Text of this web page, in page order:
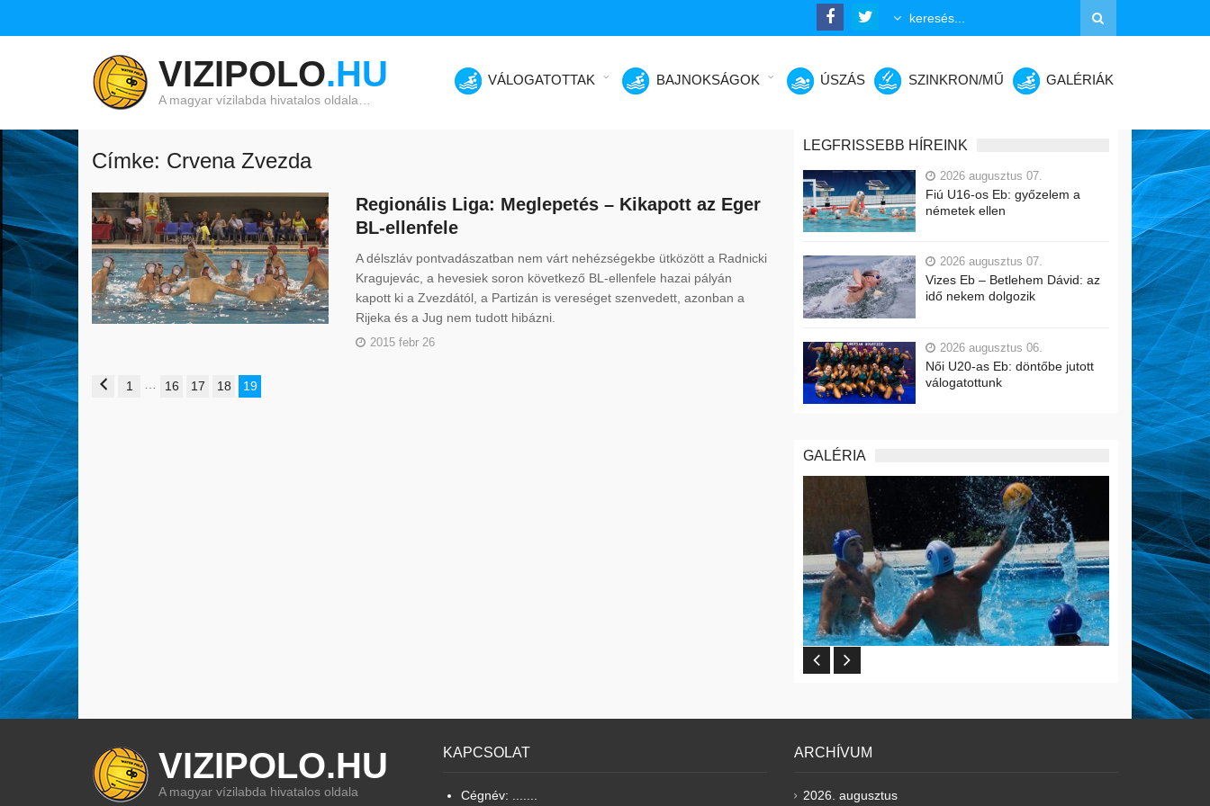
VIZIPOLO.HU
A magyar vízilabda hivatalos oldala…
VÁLOGATOTTAK BAJNOKSÁGOK ÚSZÁS SZINKRON/MŰ GALÉRIÁK
Címke: Crvena Zvezda
Regionális Liga: Meglepetés – Kikapott az Eger
BL-ellenfele
A délszláv pontvadászatban nem várt nehézségekbe ütközött a Radnicki
Kragujevác, a hevesiek soron következő BL-ellenfele hazai pályán
kapott ki a Zvezdától, a Partizán is vereséget szenvedett, azonban a
Rijeka és a Jug nem tudott hibázni.
2015 febr 26
1 16 17 18 19
LEGFRISSEBB HÍREINK
2026 augusztus 07.
Fiú U16-os Eb: győzelem a
németek ellen
2026 augusztus 07.
Vizes Eb – Betlehem Dávid: az
idő nekem dolgozik
2026 augusztus 06.
Női U20-as Eb: döntőbe jutott
válogatottunk
GALÉRIA
VIZIPOLO.HU
A magyar vízilabda hivatalos oldala
KAPCSOLAT
Cégnév: .......
ARCHÍVUM
2026. augusztus